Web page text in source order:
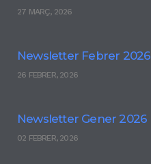
27 MARÇ, 2026
Newsletter Febrer 2026
26 FEBRER, 2026
Newsletter Gener 2026
02 FEBRER, 2026